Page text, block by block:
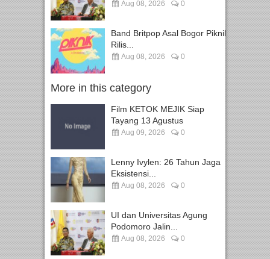
Aug 08, 2026 0
Band Britpop Asal Bogor Piknik
Rilis...
Aug 08, 2026 0
More in this category
Film KETOK MEJIK Siap
Tayang 13 Agustus
Aug 09, 2026 0
Lenny Ivylen: 26 Tahun Jaga
Eksistensi...
Aug 08, 2026 0
UI dan Universitas Agung
Podomoro Jalin...
Aug 08, 2026 0